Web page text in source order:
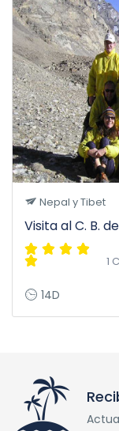
Nepal y Tibet
Visita al C. B.
1
14D